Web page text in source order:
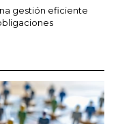
gestión eficiente